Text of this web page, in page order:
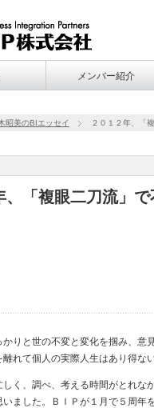
メンバー紹介
昭美のBIエッセイ ２０１２年、「
、「複眼二刀流」
りと世の不変と変化を掴み、意
れて個人の実際人生はあり得な
く、調べ、考える時間がとれな
ました。ＢＩＰが１月で５周年